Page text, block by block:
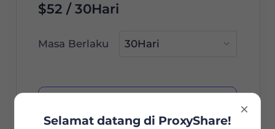
$52 / 30Hari
Masa Berlaku
Selamat datang di ProxyShare!